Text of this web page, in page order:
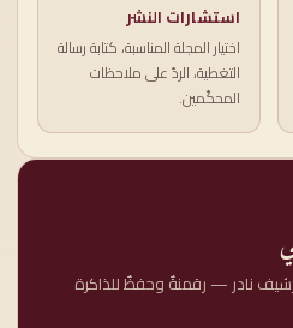
استشارات النشر
اختيار المجلة المناسبة، كتابة رسالة
التغطية، الردّ على ملاحظات
المحكّمين.
نادر — رقمنةٌ وحفظٌ للذاكرة